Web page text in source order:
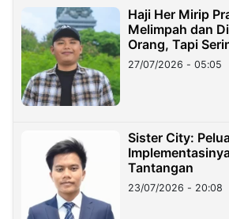
Haji Her Mirip
Melimpah dan
Orang, Tapi
27/07/2026 - 05:05
Sister City:
Tantangan
23/07/2026 - 20:08